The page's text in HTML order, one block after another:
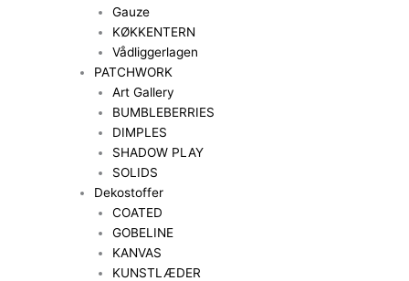
Gauze
KØKKENTERN
Vådliggerlagen
PATCHWORK
Art Gallery
BUMBLEBERRIES
DIMPLES
SHADOW PLAY
SOLIDS
Dekostoffer
COATED
GOBELINE
KANVAS
KUNSTLÆDER